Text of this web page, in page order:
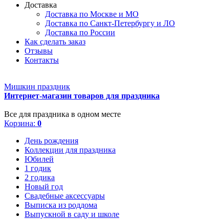
Доставка
Доставка по Москве и МО
Доставка по Санкт-Петербургу и ЛО
Доставка по России
Как сделать заказ
Отзывы
Контакты
Мишкин праздник
Интернет-магазин товаров для праздника
Все для праздника в одном месте
Корзина: 0
День рождения
Коллекции для праздника
Юбилей
1 годик
2 годика
Новый год
Свадебные аксессуары
Выписка из роддома
Выпускной в саду и школе